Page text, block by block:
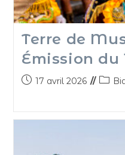
Terre de
Émission du
17 avril 2026